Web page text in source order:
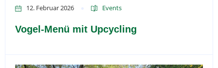
12. Februar 2026 Events
Vogel-Menü mit Upcycling